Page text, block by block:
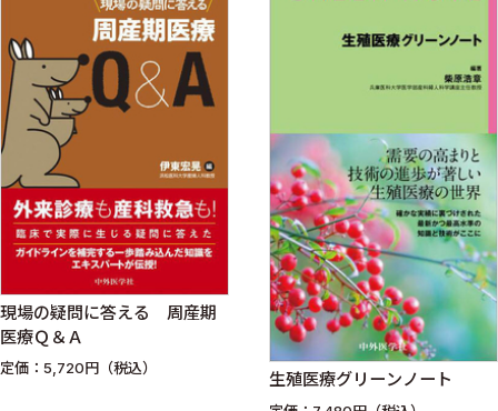
現場の疑問に答える 周産期
医療Ｑ＆Ａ
定価：5,720円（税込）
生殖医療グリーンノート